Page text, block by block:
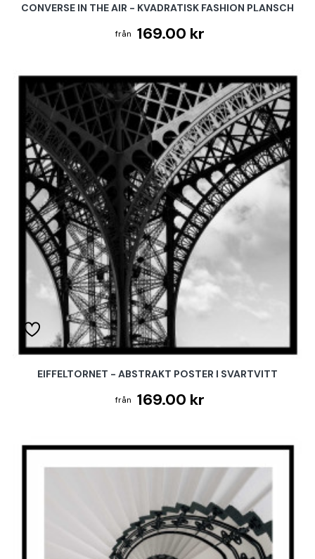
CONVERSE IN THE AIR - KVADRATISK FASHION PLANSCH
169.00 kr
EIFFELTORNET - ABSTRAKT POSTER I SVARTVITT
169.00 kr